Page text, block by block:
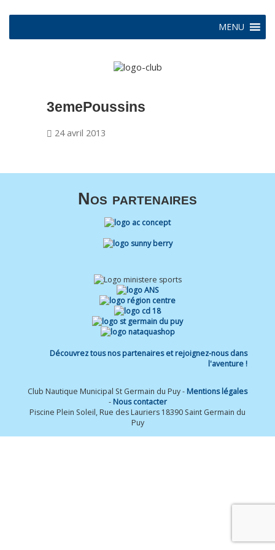
MENU
3emePoussins
24 avril 2013
Nos partenaires
Découvrez tous nos partenaires et rejoignez-nous dans
l'aventure !
Club Nautique Municipal St Germain du Puy - Mentions légales
- Nous contacter
Piscine Plein Soleil, Rue des Lauriers 18390 Saint Germain du
Puy